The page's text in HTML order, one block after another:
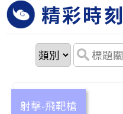
精彩時刻
射擊-飛靶槍